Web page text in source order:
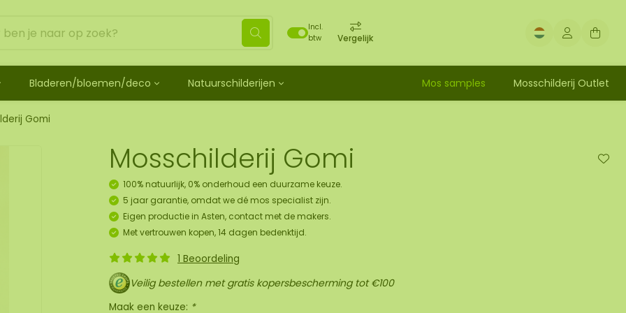
Incl.
btw
Vergelijk
Mosdots [TIP]
Mosdot Cuatro
Mosdot set
en spray
Los mos behandeld
Bolmos
Fluff mos
ECO mos [Budget]
moscadeau idee
Bladeren/bloemen/deco
bladeren
Natuurschilderijen Mos samples Mosschilderij Outlet
Gomi
Mosschilderij Gomi
100% natuurlijk, 0% onderhoud een duurzame keuze.
5 jaar garantie, omdat we dé mos specialist zijn.
Eigen productie in Asten, contact met de makers.
Met vertrouwen kopen, 14 dagen bedenktijd.
1 Beoordeling
Veilig bestellen met gratis kopersbescherming tot €100
Maak een keuze: *